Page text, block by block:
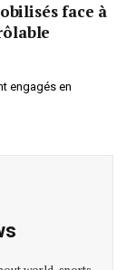
face à
engagés en